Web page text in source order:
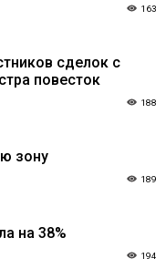
163
сделок с
повесток
188
зону
189
на 38%
194